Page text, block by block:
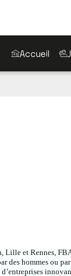
Accueil
Lille et Rennes,
des hommes ou par